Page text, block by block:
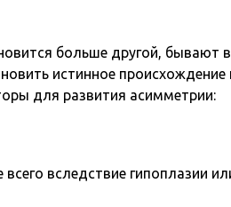
больше другой, бывают
истинное
для развития асимметрии:
вследствие гипоплазии